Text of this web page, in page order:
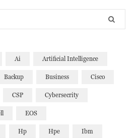
Ai Artificial Intelligence
Backup Business Cisco
CSP Cybersecrity
EOS
Hp Hpe Ibm